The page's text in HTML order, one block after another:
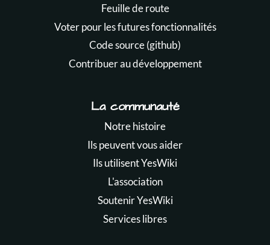
Feuille de route
Voter pour les futures fonctionnalités
Code source (github)
Contribuer au développement
La communauté
Notre histoire
Ils peuvent vous aider
Ils utilisent YesWiki
L'association
Soutenir YesWiki
Services libres